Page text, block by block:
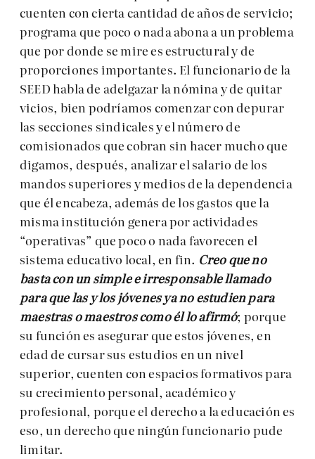
cuenten con cierta cantidad de años de servicio;
programa que poco o nada abona a un problema
que por donde se mire es estructural y de
proporciones importantes. El funcionario de la
SEED habla de adelgazar la nómina y de quitar
vicios, bien podríamos comenzar con depurar
las secciones sindicales y el número de
comisionados que cobran sin hacer mucho que
digamos, después, analizar el salario de los
mandos superiores y medios de la dependencia
que él encabeza, además de los gastos que la
misma institución genera por actividades
“operativas” que poco o nada favorecen el
sistema educativo local, en fin. Creo que no
basta con un simple e irresponsable llamado
para que las y los jóvenes ya no estudien para
maestras o maestros como él lo afirmó; porque
su función es asegurar que estos jóvenes, en
edad de cursar sus estudios en un nivel
superior, cuenten con espacios formativos para
su crecimiento personal, académico y
profesional, porque el derecho a la educación es
eso, un derecho que ningún funcionario pude
limitar.